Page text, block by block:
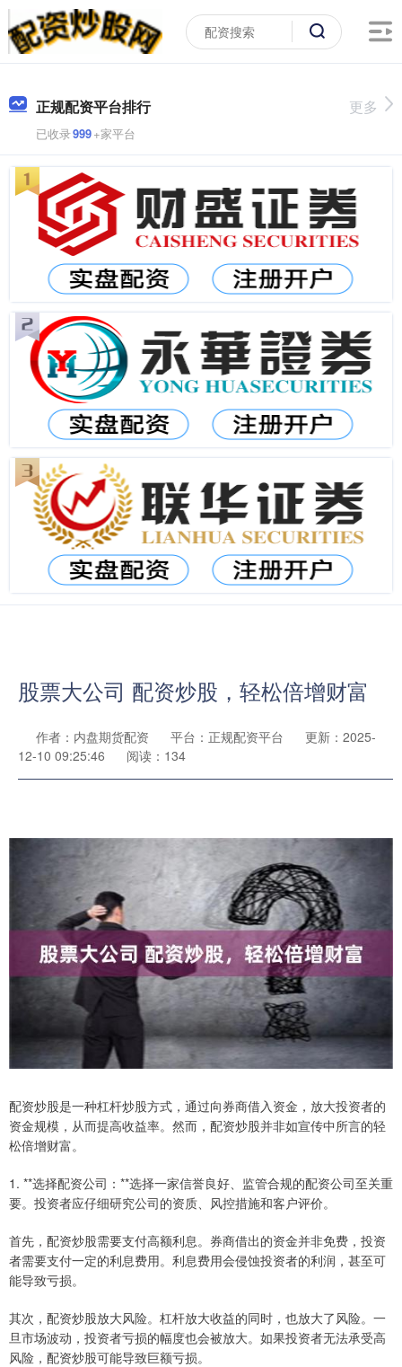
正规配资平台排行
已收录999+家平台
更多
股票大公司 配资炒股，轻松倍增财富
作者：内盘期货配资 平台：正规配资平台
更新：2025-
12-10 09:25:46
阅读：134
配资炒股是一种杠杆炒股方式，通过向券商借入资金，放大投资者的
资金规模，从而提高收益率。然而，配资炒股并非如宣传中所言的轻
松倍增财富。
1. **选择配资公司：**选择一家信誉良好、监管合规的配资公司至关重
要。投资者应仔细研究公司的资质、风控措施和客户评价。
首先，配资炒股需要支付高额利息。券商借出的资金并非免费，投资
者需要支付一定的利息费用。利息费用会侵蚀投资者的利润，甚至可
能导致亏损。
其次，配资炒股放大风险。杠杆放大收益的同时，也放大了风险。一
旦市场波动，投资者亏损的幅度也会被放大。如果投资者无法承受高
风险，配资炒股可能导致巨额亏损。